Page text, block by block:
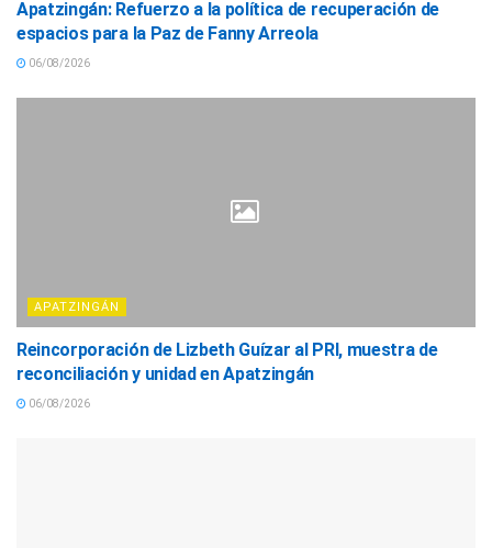
Apatzingán: Refuerzo a la política de recuperación de
espacios para la Paz de Fanny Arreola
06/08/2026
APATZINGÁN
Reincorporación de Lizbeth Guízar al PRI, muestra de
reconciliación y unidad en Apatzingán
06/08/2026